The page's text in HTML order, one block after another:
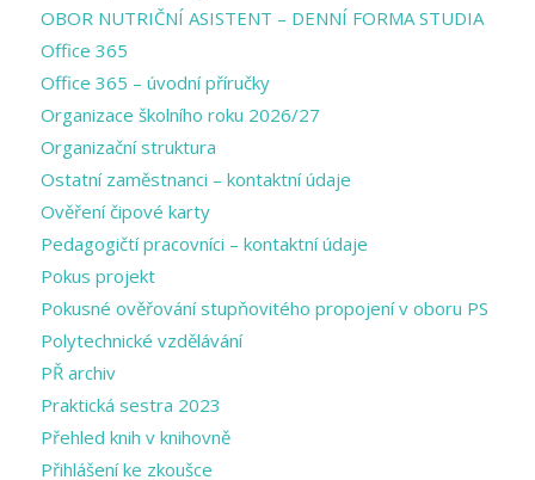
OBOR NUTRIČNÍ ASISTENT – DENNÍ FORMA STUDIA
Office 365
Office 365 – úvodní příručky
Organizace školního roku 2026/27
Organizační struktura
Ostatní zaměstnanci – kontaktní údaje
Ověření čipové karty
Pedagogičtí pracovníci – kontaktní údaje
Pokus projekt
Pokusné ověřování stupňovitého propojení v oboru PS
Polytechnické vzdělávání
PŘ archiv
Praktická sestra 2023
Přehled knih v knihovně
Přihlášení ke zkoušce